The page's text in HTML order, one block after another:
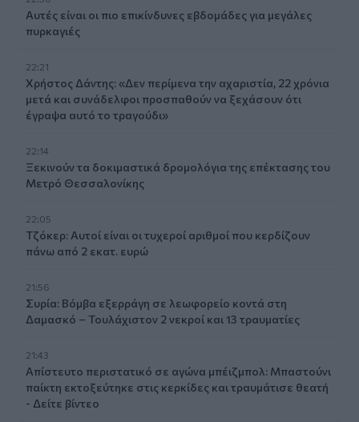
Αυτές είναι οι πιο επικίνδυνες εβδομάδες για μεγάλες
πυρκαγιές
22:21
Χρήστος Δάντης: «Δεν περίμενα την αχαριστία, 22 χρόνια
μετά και συνάδελφοι προσπαθούν να ξεχάσουν ότι
έγραψα αυτό το τραγούδι»
22:14
Ξεκινούν τα δοκιμαστικά δρομολόγια της επέκτασης του
Μετρό Θεσσαλονίκης
22:05
Τζόκερ: Αυτοί είναι οι τυχεροί αριθμοί που κερδίζουν
πάνω από 2 εκατ. ευρώ
21:56
Συρία: Βόμβα εξερράγη σε λεωφορείο κοντά στη
Δαμασκό – Τουλάχιστον 2 νεκροί και 13 τραυματίες
21:43
Απίστευτο περιστατικό σε αγώνα μπέιζμπολ: Μπαστούνι
παίκτη εκτοξεύτηκε στις κερκίδες και τραυμάτισε θεατή
- Δείτε βίντεο